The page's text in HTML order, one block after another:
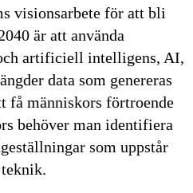
visionsarbete för att bli
är att använda
artificiell intelligens, AI,
data som genereras
få människors förtroende
behöver man identifiera
som uppstår